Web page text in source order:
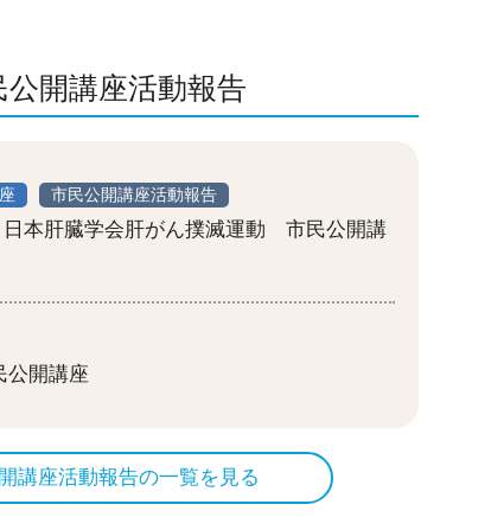
公開講座活動報告
市民公開講座活動報告
本肝臓学会肝がん撲滅運動 市民公開講
公開講座
講座活動報告の一覧を見る